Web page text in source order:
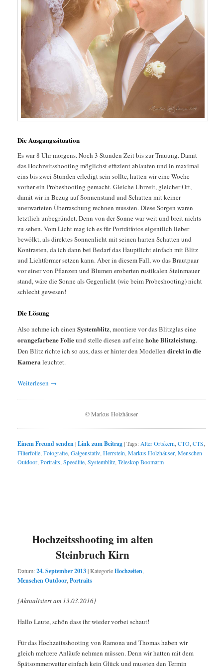
Die Ausgangssituation
Es war 8 Uhr morgens. Noch 3 Stunden Zeit bis zur Trauung. Damit
das Hochzeitsshooting möglichst effizient ablaufen und in maximal
eins bis zwei Stunden erledigt sein sollte, hatten wir eine Woche
vorher ein Probeshooting gemacht. Gleiche Uhrzeit, gleicher Ort,
damit wir in Bezug auf Sonnenstand und Schatten mit keiner
unerwarteten Überraschung rechnen mussten. Diese Sorgen waren
letztlich unbegründet. Denn von der Sonne war weit und breit nichts
zu sehen. Vom Licht mag ich es für Porträtfotos eigentlich lieber
bewölkt, als direktes Sonnenlicht mit seinen harten Schatten und
Kontrasten, da ich dann bei Bedarf das Hauptlicht einfach mit Blitz
und Lichtformer setzen kann. Aber in diesem Fall, wo das Brautpaar
vor einer von Pflanzen und Blumen eroberten rustikalen Steinmauer
stand, wäre die Sonne als Gegenlicht (wie beim Probeshooting) nicht
schlecht gewesen!
Die Lösung
Also nehme ich einen Systemblitz, montiere vor das Blitzglas eine
orangefarbene Folieund stelle diesen auf einehohe Blitzleistung.
Den Blitz richte ich so aus, dass er hinter den Modellen direkt in die
Kamera leuchtet.
Weiterlesen →
© Markus Holzhäuser
Einem Freund senden|Link zum Beitrag|Tags:Alter Ortskern,CTO,CTS,
Filterfolie,Fotografie,Galgenstativ,Herrstein,Markus Holzhäuser,Menschen
Outdoor,Portraits,Speedlite,Systemblitz,Teleskop Boomarm
Hochzeitsshooting im alten
Steinbruch Kirn
Datum:24. September 2013|KategorieHochzeiten
Menschen Outdoor, Portraits
[Aktualisiert am 13.03.2016]
Hallo Leute, schön dass ihr wieder vorbei schaut!
Für das Hochzeitsshooting von Ramona und Thomas haben wir
gleich mehrere Anläufe nehmen müssen. Denn wir hatten mit dem
Spätsommerwetter einfach kein Glück und mussten den Termin